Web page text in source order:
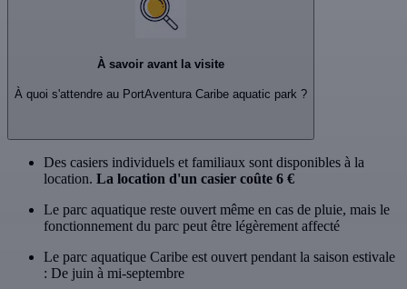
À savoir avant la visite
À quoi s'attendre au PortAventura Caribe aquatic park ?
Des casiers individuels et familiaux sont disponibles à la
location. La location d'un casier coûte 6 €
Le parc aquatique reste ouvert même en cas de pluie, mais le
fonctionnement du parc peut être légèrement affecté
Le parc aquatique Caribe est ouvert pendant la saison estivale
: De juin à mi-septembre